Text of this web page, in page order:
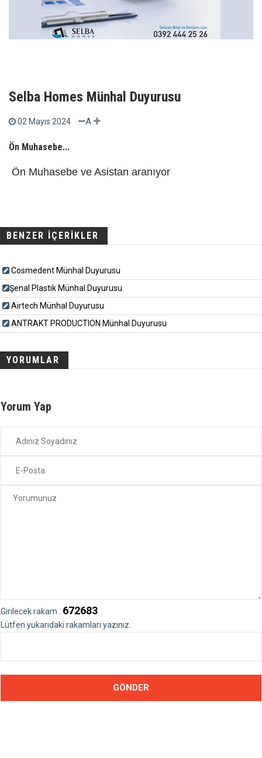
Selba Homes Münhal Duyurusu
02 Mayıs 2024 A
Ön Muhasebe...
Ön Muhasebe ve Asistan aranıyor
BENZER İÇERİKLER
Cosmedent Münhal Duyurusu
​​​Şenal Plastik Münhal Duyurusu
Airtech Münhal Duyurusu
ANTRAKT PRODUCTION Münhal Duyurusu
YORUMLAR
Yorum Yap
Girilecek rakam : 672683
Lütfen yukarıdaki rakamları yazınız.